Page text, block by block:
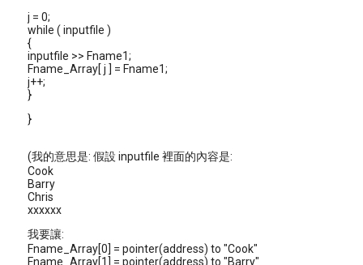
j = 0;
while ( inputfile )
{
inputfile >> Fname1;
Fname_Array[ j ] = Fname1;
j++;
}
}
(我的意思是: 假設 inputfile 裡面的內容是:
Cook
Barry
Chris
xxxxxx
我要讓:
Fname_Array[0] = pointer(address) to "Cook"
Fname_Array[1] = pointer(address) to "Barry"